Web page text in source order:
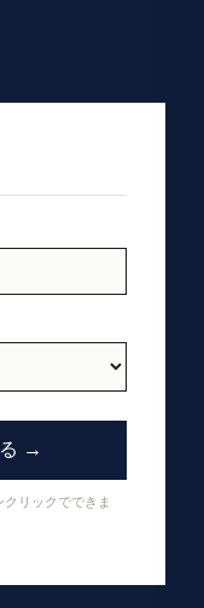
→
リックでできま